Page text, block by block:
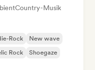
Country-Musik
Rock
New wave
Rock Shoegaze